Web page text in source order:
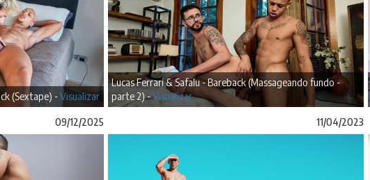
(Sextape) -Visualizar
Lucas Ferrari & Safalu - Bareback (Massageando fundo -
parte 2) -Visualizar
09/12/2025 11/04/2023